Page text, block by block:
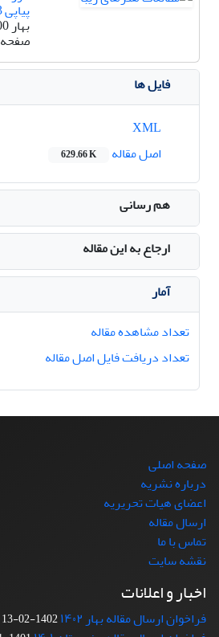
پیاپی 3
بهار 1400
صفحه
فایل ها
اصل مقاله
629.66 K
هم رسانی
ارجاع به این مقاله
آمار
تعداد مشاهده مقاله
تعداد دریافت فایل اصل مقاله
صفحه اصلی
درباره نشریه
اعضای هیات تحریریه
ارسال مقاله
تماس با ما
نقشه سایت
اخبار و اعلانات
فراخوان ارسال مقاله بهار ۱۴۰۲ 1402-02-13